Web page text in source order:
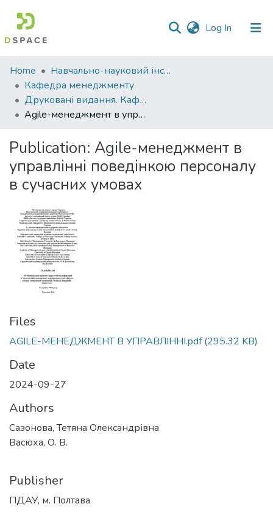
Log In (current)
Communities
&
Collections
All of DSpace
Statistics
Home
Навчально-науковий інститут економіки, управління, права та інформаційних технологій
Кафедра менеджменту
Друковані видання. Кафедра менеджменту ім. І.А. Маркіної
Agile-менеджмент в управлінні поведінкою персоналу в сучасних умовах
Publication: Agile-менеджмент в
управлінні поведінкою персоналу
в сучасних умовах
Files
AGILE-МЕНЕДЖМЕНТ В УПРАВЛІННІ.pdf(295.32 KB)
Date
2024-09-27
Authors
Сазонова, Тетяна Олександрівна
Васюха, О. В.
Publisher
ПДАУ, м. Полтава